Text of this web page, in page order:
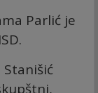
Parlić je